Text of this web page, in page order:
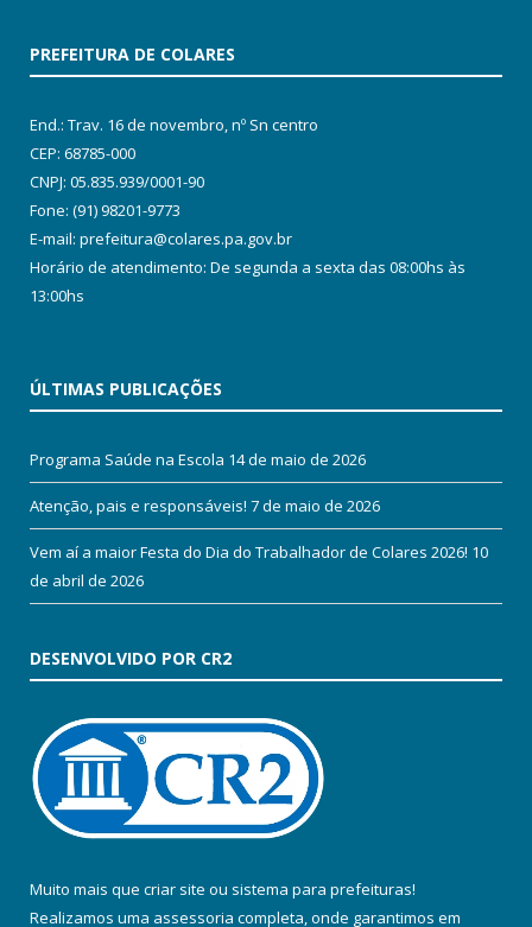
PREFEITURA DE COLARES
End.: Trav. 16 de novembro, nº Sn centro
CEP: 68785-000
CNPJ: 05.835.939/0001-90
Fone: (91) 98201-9773
E-mail: prefeitura@colares.pa.gov.br
Horário de atendimento: De segunda a sexta das 08:00hs às
13:00hs
ÚLTIMAS PUBLICAÇÕES
Programa Saúde na Escola 14 de maio de 2026
Atenção, pais e responsáveis! 7 de maio de 2026
Vem aí a maior Festa do Dia do Trabalhador de Colares 2026! 10
de abril de 2026
DESENVOLVIDO POR CR2
Muito mais que criar site ou sistema para prefeituras!
Realizamos uma assessoria completa, onde garantimos em